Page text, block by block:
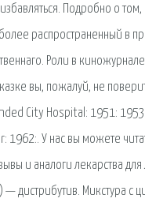
Подробно о том,
распространенный в
Роли в
вы, пожалуй, не
City Hospital: 1951:
У нас вы можете
и аналоги лекарства для
дистрибутив. Микстура с